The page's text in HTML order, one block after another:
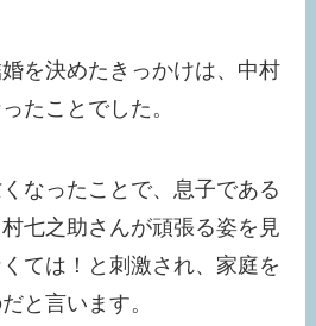
を決めたきっかけは、中村
たことでした。
なったことで、息子である
七之助さんが頑張る姿を見
ては！と刺激され、家庭を
と言います。